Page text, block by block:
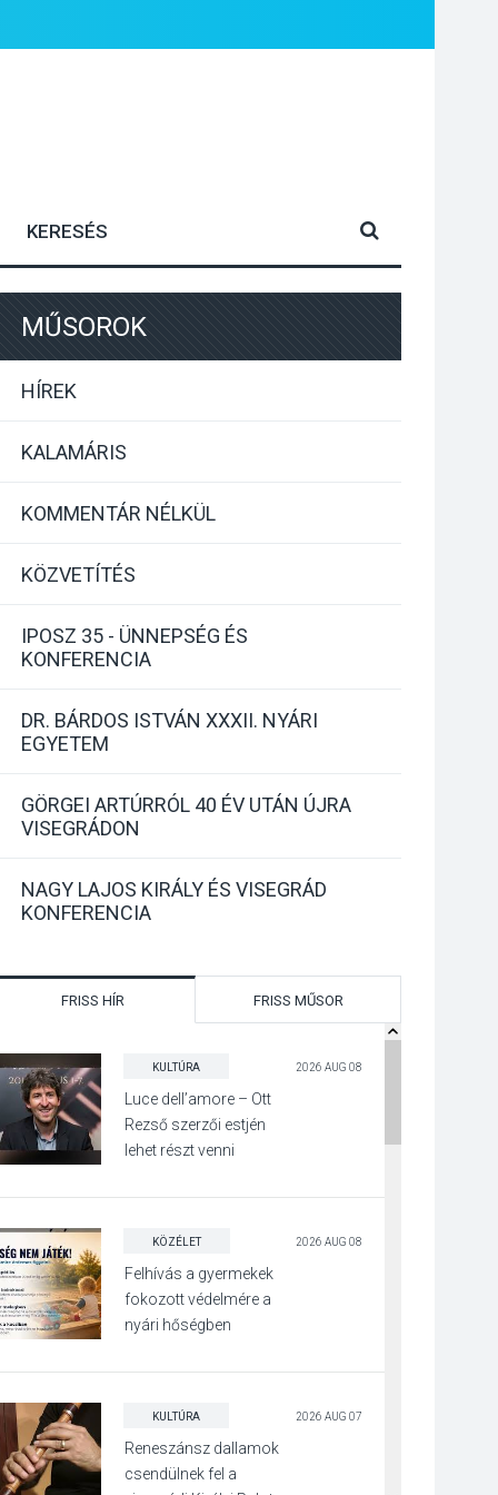
MŰSOROK
HÍREK
KALAMÁRIS
KOMMENTÁR NÉLKÜL
KÖZVETÍTÉS
IPOSZ 35 - ÜNNEPSÉG ÉS
KONFERENCIA
DR. BÁRDOS ISTVÁN XXXII. NYÁRI
EGYETEM
GÖRGEI ARTÚRRÓL 40 ÉV UTÁN ÚJRA
VISEGRÁDON
NAGY LAJOS KIRÁLY ÉS VISEGRÁD
KONFERENCIA
FRISS HÍR FRISS MŰSOR
KULTÚRA 2026 AUG 08
Luce dell’amore – Ott
Rezső szerzői estjén
lehet részt venni
KÖZÉLET 2026 AUG 08
Felhívás a gyermekek
fokozott védelmére a
nyári hőségben
KULTÚRA 2026 AUG 07
Reneszánsz dallamok
csendülnek fel a